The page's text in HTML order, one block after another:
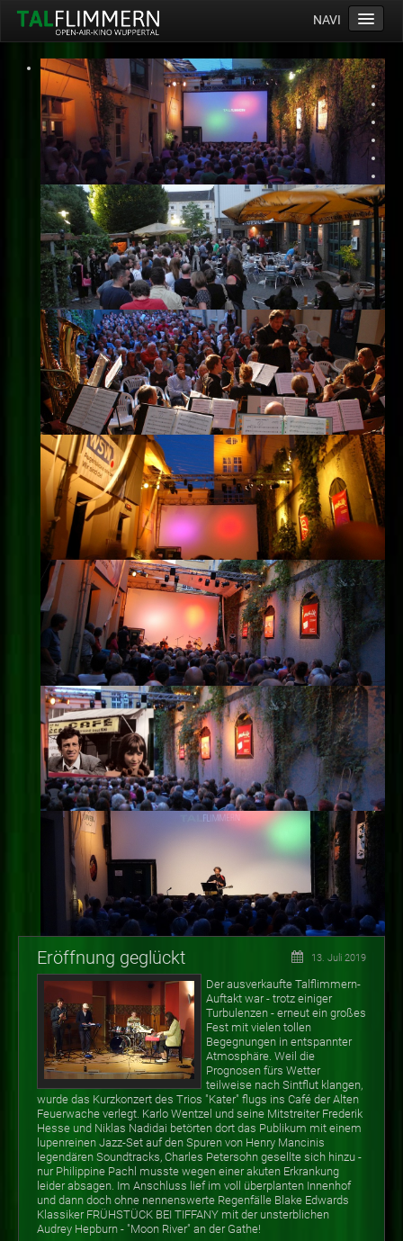
NAVI
Home
Programm
Service
Ticketinfos
Ort
Anreise
Wetter
Kinogutschein
Konzept
Archiv
Kontakt
Impressum
Datenschutz
Eröffnung geglückt 13. Juli 2019
Der ausverkaufte Talflimmern-
Auftakt war - trotz einiger
Turbulenzen - erneut ein großes
Fest mit vielen tollen
Begegnungen in entspannter
Atmosphäre. Weil die
Prognosen fürs Wetter
teilweise nach Sintflut klangen,
wurde das Kurzkonzert des Trios "Kater" flugs ins Café der Alten
Feuerwache verlegt. Karlo Wentzel und seine Mitstreiter Frederik
Hesse und Niklas Nadidai betörten dort das Publikum mit einem
lupenreinen Jazz-Set auf den Spuren von Henry Mancinis
legendären Soundtracks, Charles Petersohn gesellte sich hinzu -
nur Philippine Pachl musste wegen einer akuten Erkrankung
leider absagen. Im Anschluss lief im voll überplanten Innenhof
und dann doch ohne nennenswerte Regenfälle Blake Edwards
Klassiker FRÜHSTÜCK BEI TIFFANY mit der unsterblichen
Audrey Hepburn - "Moon River" an der Gathe!